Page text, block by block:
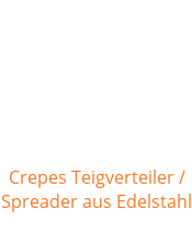
Crepes Teigverteiler /
Spreader aus Edelstahl